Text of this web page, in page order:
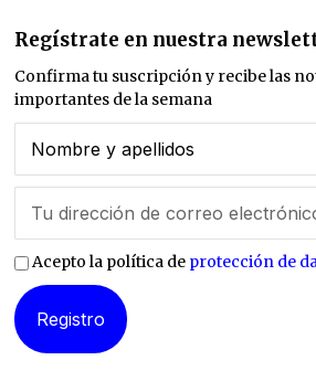
Regístrate en nuestra
Confirma tu suscripción y recibe las
importantes de la semana
Acepto la política de protección de